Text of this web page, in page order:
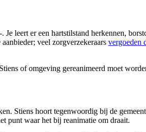
leert er een hartstilstand herkennen,
veel zorgverzekeraars vergoeden
of omgeving gereanimeerd moet
Stiens hoort tegenwoordig bij de
punt waar het bij reanimatie om draait.